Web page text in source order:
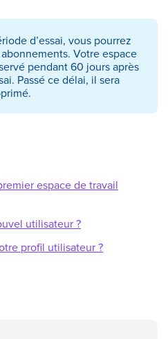
d’essai, vous pourrez
Votre espace
pendant 60 jours après
Passé ce délai, il sera
espace de travail
utilisateur ?
profil utilisateur ?